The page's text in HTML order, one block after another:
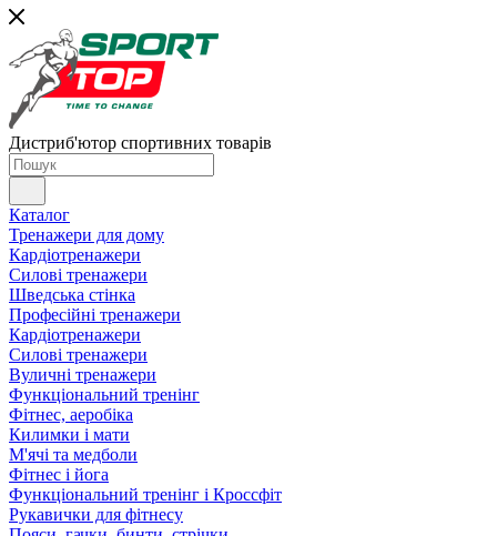
Дистриб'ютор спортивних товарів
Каталог
Тренажери для дому
Кардіотренажери
Силові тренажери
Шведська стінка
Професійні тренажери
Кардіотренажери
Силові тренажери
Вуличні тренажери
Функціональний тренінг
Фітнес, аеробіка
Килимки і мати
М'ячі та медболи
Фітнес і йога
Функціональний тренінг і Кроссфіт
Рукавички для фітнесу